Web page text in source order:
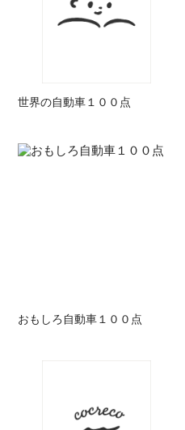
世界の自動車１００点
おもしろ自動車１００点